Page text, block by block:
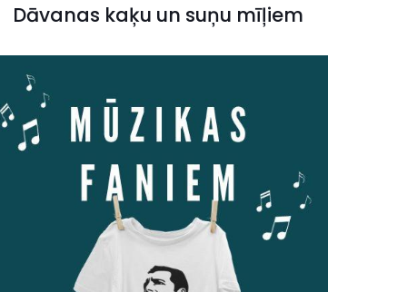
Dāvanas kaķu un suņu mīļiem